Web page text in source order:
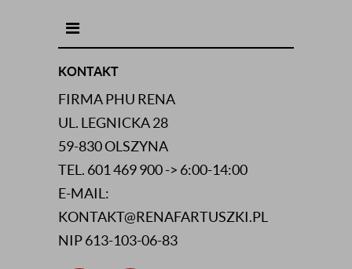
KONTAKT
FIRMA PHU RENA
UL. LEGNICKA 28
59-830 OLSZYNA
TEL. 601 469 900 -> 6:00-14:00
E-MAIL:
KONTAKT@RENAFARTUSZKI.PL
NIP 613-103-06-83